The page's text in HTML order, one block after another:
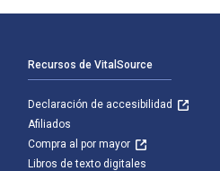
Recursos de VitalSource
Declaración de accesibilidad
Afiliados
Compra al por mayor
Libros de texto digitales